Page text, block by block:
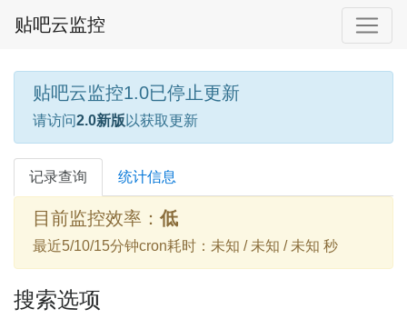
贴吧云监控
贴吧云监控1.0已停止更新
请访问2.0新版 以获取更新
记录查询 统计信息
目前监控效率： 低
最近5/10/15分钟cron耗时：未知 / 未知 / 未知 秒
搜索选项